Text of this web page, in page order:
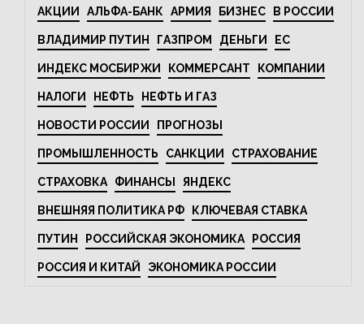
АКЦИИ АЛЬФА-БАНК АРМИЯ БИЗНЕС В РОССИИ
ВЛАДИМИР ПУТИН ГАЗПРОМ ДЕНЬГИ ЕС
ИНДЕКС МОСБИРЖИ КОММЕРСАНТ КОМПАНИИ
НАЛОГИ НЕФТЬ НЕФТЬ И ГАЗ
НОВОСТИ РОССИИ ПРОГНОЗЫ
ПРОМЫШЛЕННОСТЬ САНКЦИИ СТРАХОВАНИЕ
СТРАХОВКА ФИНАНСЫ ЯНДЕКС
ВНЕШНЯЯ ПОЛИТИКА РФ КЛЮЧЕВАЯ СТАВКА
ПУТИН РОССИЙСКАЯ ЭКОНОМИКА РОССИЯ
РОССИЯ И КИТАЙ ЭКОНОМИКА РОССИИ